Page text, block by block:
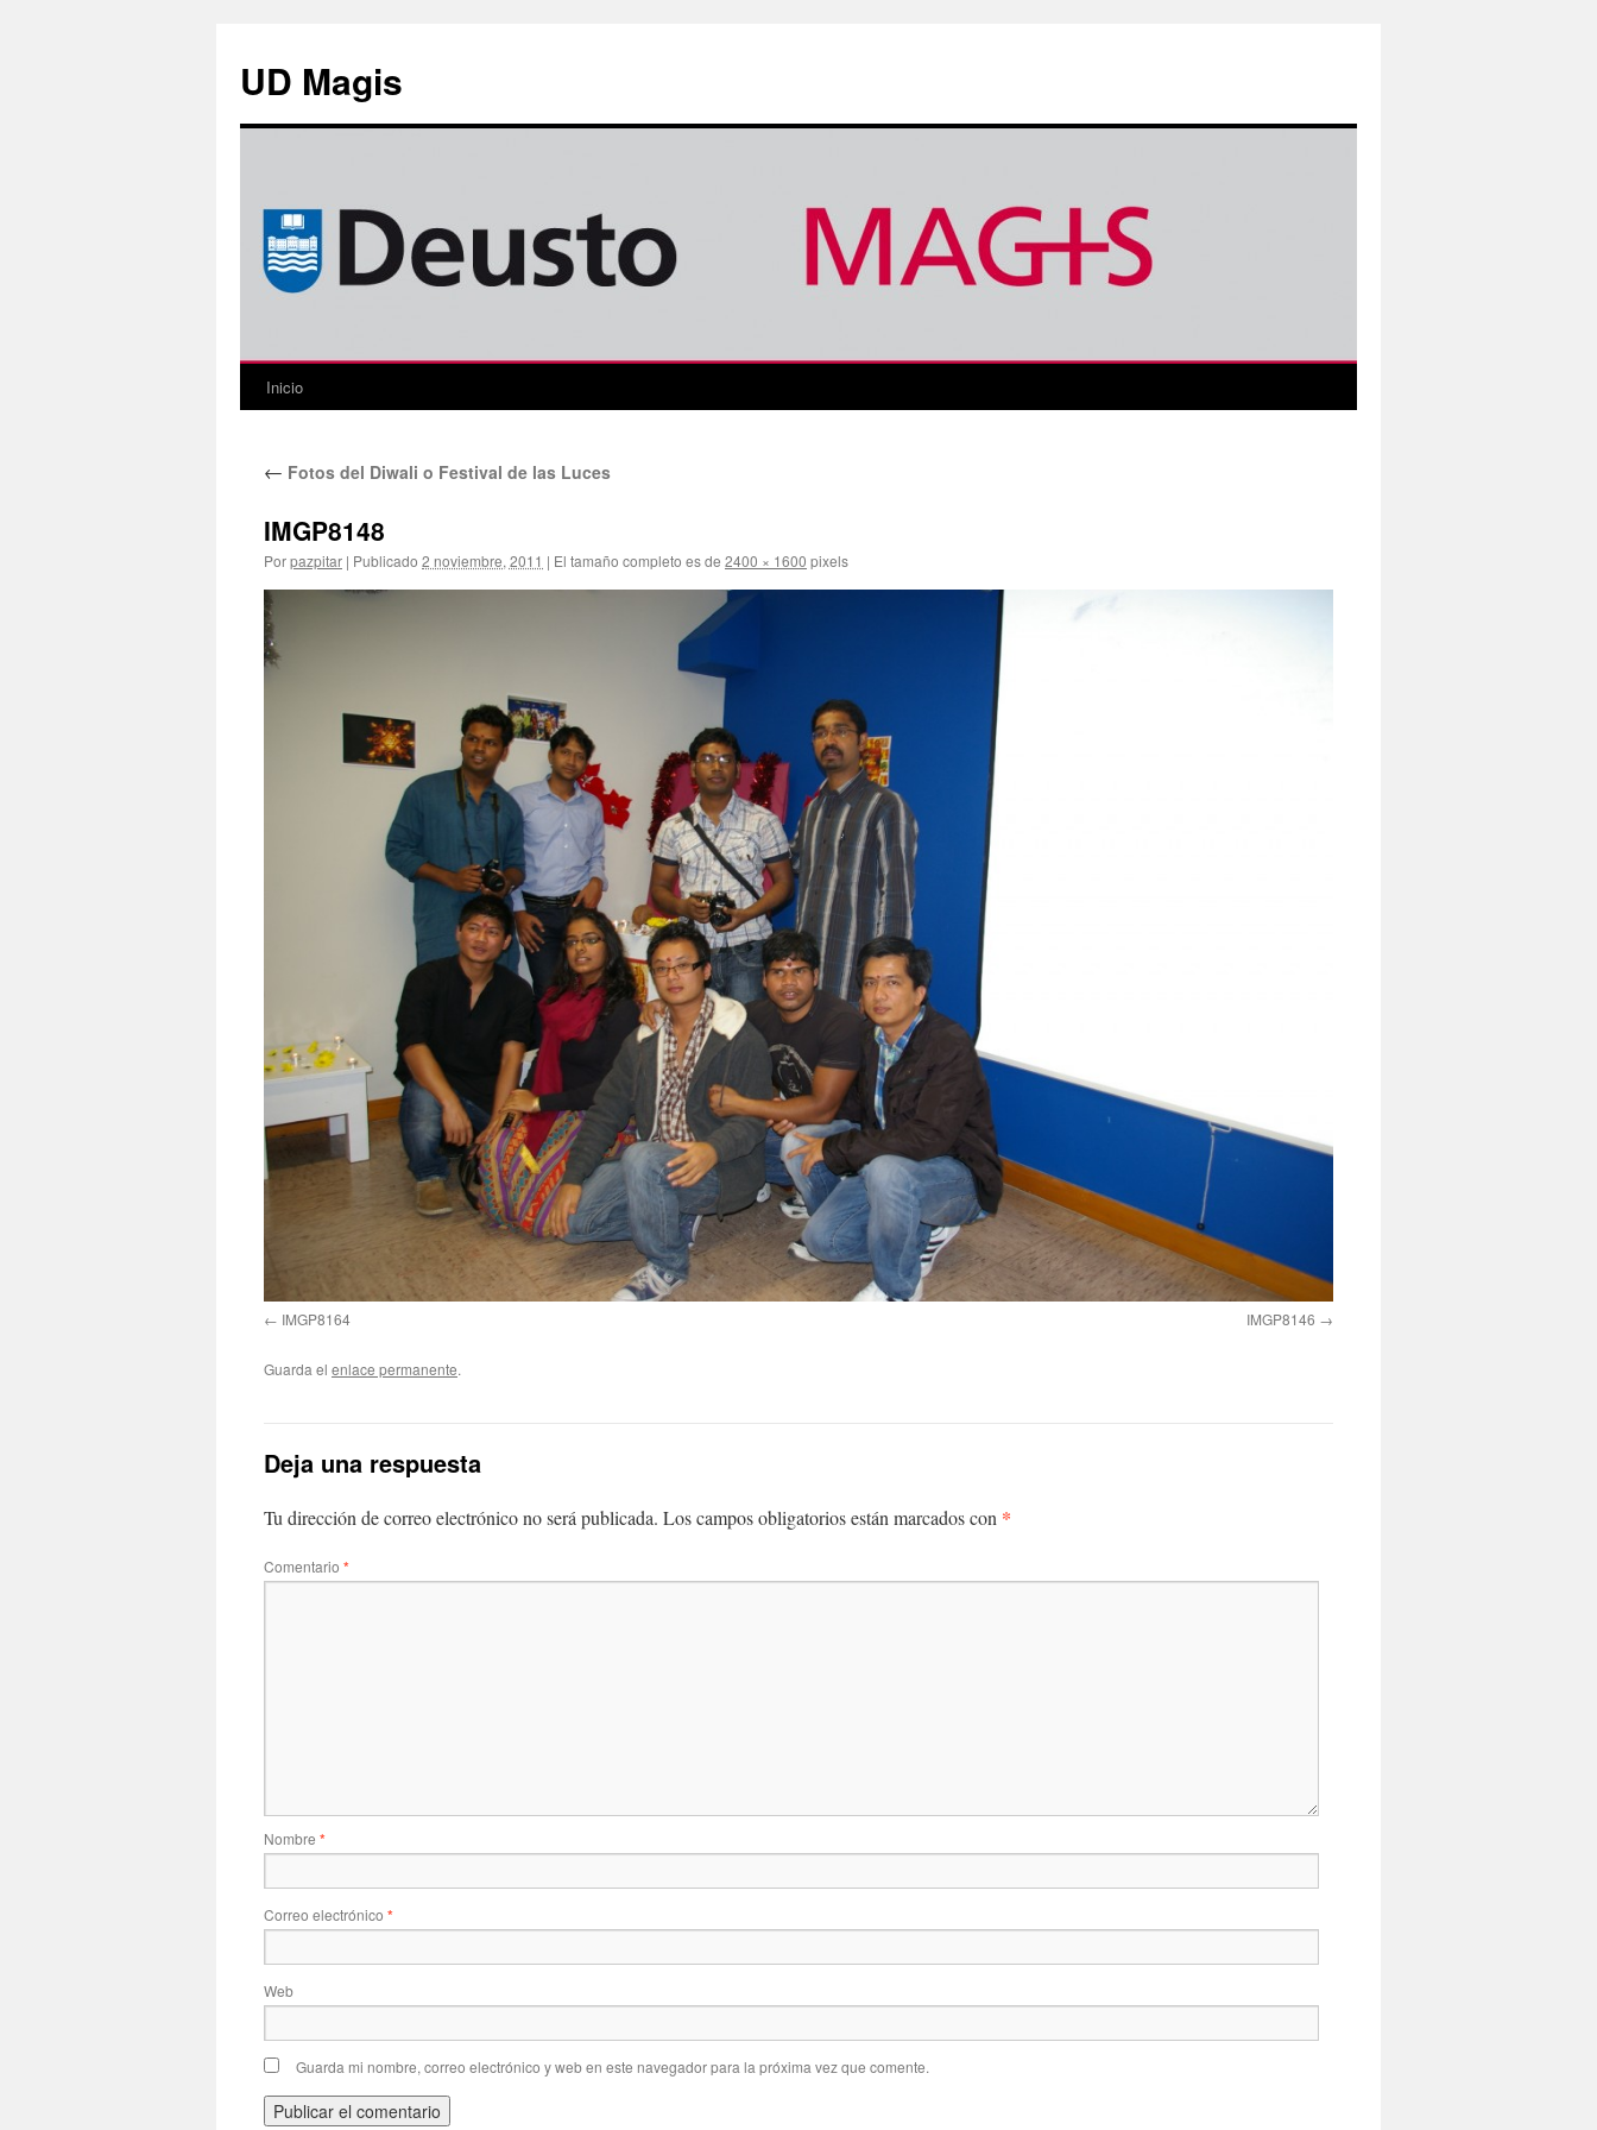
contenido
UD Magis
Inicio
← Fotos del Diwali o Festival de las Luces
IMGP8148
Porpazpitar | Publicado 2 noviembre, 2011 | El tamaño completo es de 2400 × 1600 pixels
IMGP8164 IMGP8146
Guarda el enlace permanente.
Deja una respuesta
Tu dirección de correo electrónico no será publicada. Los campos obligatorios están marcados con *
Comentario *
Nombre *
Correo electrónico *
Web
Guarda mi nombre, correo electrónico y web en este navegador para la próxima vez que comente.